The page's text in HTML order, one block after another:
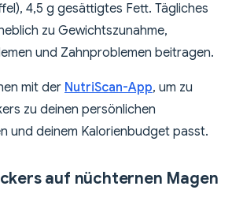
4,5 g gesättigtes Fett. Tägliches
zu Gewichtszunahme,
und Zahnproblemen beitragen.
mit der NutriScan-App, um zu
zu deinen persönlichen
und deinem Kalorienbudget passt.
auf nüchternen Magen